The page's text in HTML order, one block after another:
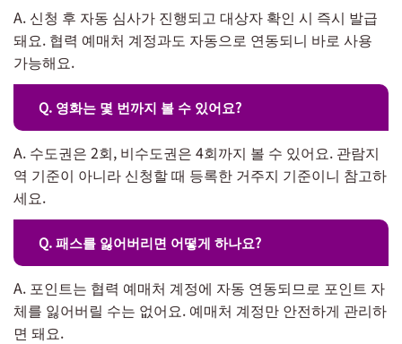
A. 신청 후 자동 심사가 진행되고 대상자 확인 시 즉시 발급
돼요. 협력 예매처 계정과도 자동으로 연동되니 바로 사용
가능해요.
Q. 영화는 몇 번까지 볼 수 있어요?
A. 수도권은 2회, 비수도권은 4회까지 볼 수 있어요. 관람지
역 기준이 아니라 신청할 때 등록한 거주지 기준이니 참고하
세요.
Q. 패스를 잃어버리면 어떻게 하나요?
A. 포인트는 협력 예매처 계정에 자동 연동되므로 포인트 자
체를 잃어버릴 수는 없어요. 예매처 계정만 안전하게 관리하
면 돼요.